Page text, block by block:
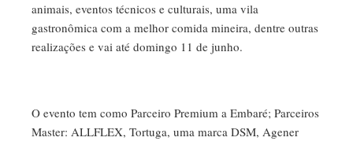
animais, eventos técnicos e culturais, uma vila
gastronômica com a melhor comida mineira, dentre outras
realizações e vai até domingo 11 de junho.
O evento tem como Parceiro Premium a Embaré; Parceiros
Master: ALLFLEX, Tortuga, uma marca DSM, Agener